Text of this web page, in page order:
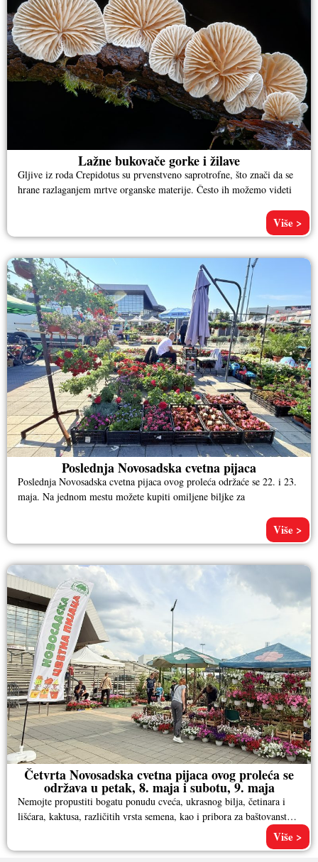
Lažne bukovače gorke i žilave
Gljive iz roda Crepidotus su prvenstveno saprotrofne, što znači da se
hrane razlaganjem mrtve organske materije. Često ih možemo videti
Više >
Poslednja Novosadska cvetna pijaca
Poslednja Novosadska cvetna pijaca ovog proleća održaće se 22. i 23.
maja. Na jednom mestu možete kupiti omiljene biljke za
Više >
Četvrta Novosadska cvetna pijaca ovog proleća se
održava u petak, 8. maja i subotu, 9. maja
Nemojte propustiti bogatu ponudu cveća, ukrasnog bilja, četinara i
lišćara, kaktusa, različitih vrsta semena, kao i pribora za baštovanstvo.
Više >